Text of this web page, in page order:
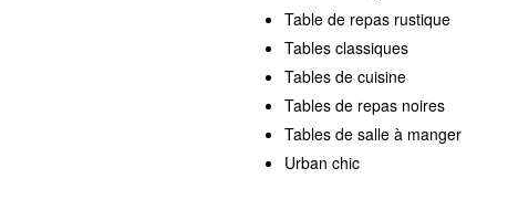
Table de repas rustique
Tables classiques
Tables de cuisine
Tables de repas noires
Tables de salle à manger
Urban chic